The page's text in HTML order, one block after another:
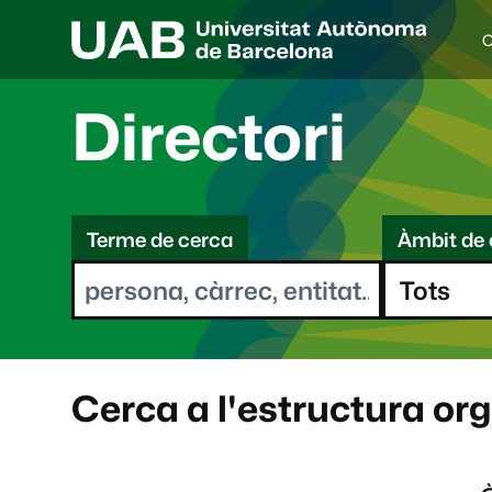
I
d
i
a
e
l
e
o
t
Directori
C
eTerme de cerca Àmbit de
Cerca a l'estructura